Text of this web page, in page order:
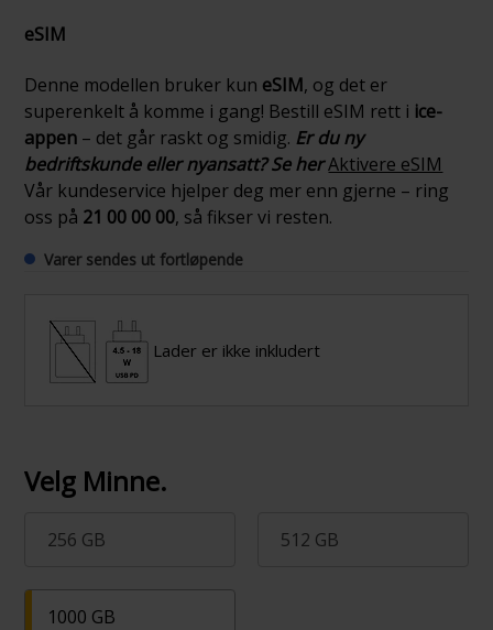
eSIM
Denne modellen bruker kun eSIM, og det er
superenkelt å komme i gang! Bestill eSIM rett i ice-
appen – det går raskt og smidig. Er du ny
bedriftskunde eller nyansatt? Se herAktivere eSIM
Vår kundeservice hjelper deg mer enn gjerne – ring
oss på 21 00 00 00, så fikser vi resten.
Varer sendes ut fortløpende
Lader er ikke inkludert
Velg Minne.
256 GB 512 GB
1000 GB